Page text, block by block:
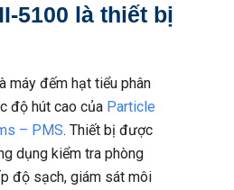
5100 là thiết bị
máy đếm hạt tiểu phân
độ hút cao của Particle
– PMS. Thiết bị được
dụng kiểm tra phòng
độ sạch, giám sát môi